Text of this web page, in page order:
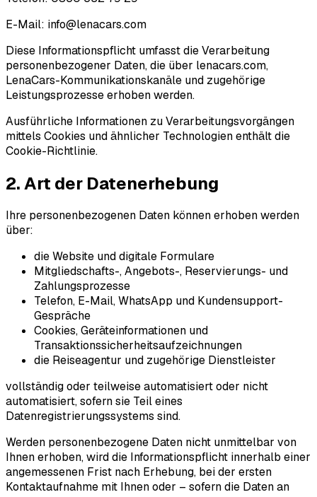
E-Mail: info@lenacars.com
Diese Informationspflicht umfasst die Verarbeitung
personenbezogener Daten, die über lenacars.com,
LenaCars-Kommunikationskanäle und zugehörige
Leistungsprozesse erhoben werden.
Ausführliche Informationen zu Verarbeitungsvorgängen
mittels Cookies und ähnlicher Technologien enthält die
Cookie-Richtlinie.
2. Art der Datenerhebung
Ihre personenbezogenen Daten können erhoben werden
über:
die Website und digitale Formulare
Mitgliedschafts-, Angebots-, Reservierungs- und
Zahlungsprozesse
Telefon, E-Mail, WhatsApp und Kundensupport-
Gespräche
Cookies, Geräteinformationen und
Transaktionssicherheitsaufzeichnungen
die Reiseagentur und zugehörige Dienstleister
vollständig oder teilweise automatisiert oder nicht
automatisiert, sofern sie Teil eines
Datenregistrierungssystems sind.
Werden personenbezogene Daten nicht unmittelbar von
Ihnen erhoben, wird die Informationspflicht innerhalb einer
angemessenen Frist nach Erhebung, bei der ersten
Kontaktaufnahme mit Ihnen oder – sofern die Daten an